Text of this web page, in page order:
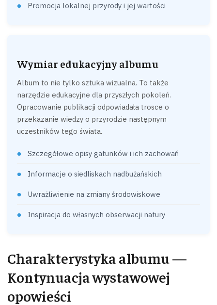
Promocja lokalnej przyrody i jej wartości
Wymiar edukacyjny albumu
Album to nie tylko sztuka wizualna. To także
narzędzie edukacyjne dla przyszłych pokoleń.
Opracowanie publikacji odpowiadała trosce o
przekazanie wiedzy o przyrodzie następnym
uczestników tego świata.
Szczegółowe opisy gatunków i ich zachowań
Informacje o siedliskach nadbużańskich
Uwrażliwienie na zmiany środowiskowe
Inspiracja do własnych obserwacji natury
Charakterystyka albumu —
Kontynuacja wystawowej
opowieści